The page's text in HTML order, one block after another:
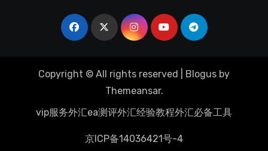
Copyright © All rights reserved Blogus by
Themeansar.
vip服务外汇ea测评外汇经验教程外汇必备工具
京ICP备14036421号-4